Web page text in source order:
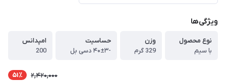
ویژگی‌ها
نوع محصول
با سیم
وزن
329 گرم
حساسیت
-۴۰±۳ دسی بل
امپدانس
200
2,420,000 51٪